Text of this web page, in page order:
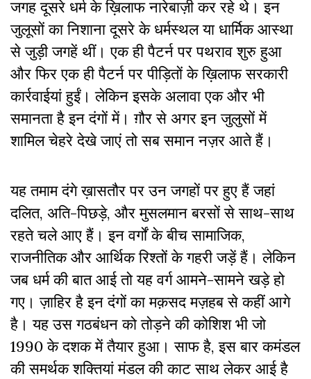
जगह दूसरे धर्म के ख़िलाफ नारेबाज़ी कर रहे थे। इन
जुलूसों का निशाना दूसरे के धर्मस्थल या धार्मिक आस्था
से जुड़ी जगहें थीं। एक ही पैटर्न पर पथराव शुरु हुआ
और फिर एक ही पैटर्न पर पीड़ितों के ख़िलाफ सरकारी
कार्रवाईयां हुईं। लेकिन इसके अलावा एक और भी
समानता है इन दंगों में। ग़ौर से अगर इन जुलुसों में
शामिल चेहरे देखे जाएं तो सब समान नज़र आते हैं।
यह तमाम दंगे ख़ासतौर पर उन जगहों पर हुए हैं जहां
दलित, अति-पिछड़े, और मुसलमान बरसों से साथ-साथ
रहते चले आए हैं। इन वर्गों के बीच सामाजिक,
राजनीतिक और आर्थिक रिश्तों के गहरी जड़ें हैं। लेकिन
जब धर्म की बात आई तो यह वर्ग आमने-सामने खड़े हो
गए। ज़ाहिर है इन दंगों का मक़सद मज़हब से कहीं आगे
है। यह उस गठबंधन को तोड़ने की कोशिश भी जो
1990 के दशक में तैयार हुआ। साफ है, इस बार कमंडल
की समर्थक शक्तियां मंडल की काट साथ लेकर आई है